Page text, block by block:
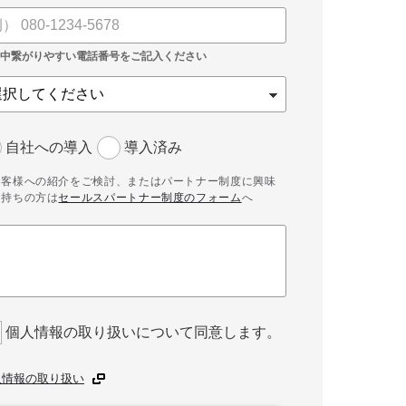
自社への導入 導入済み
様への紹介をご検討、またはパートナー制度に興味
ちの方はセールスパートナー制度のフォームへ
個人情報の取り扱いについて同意します。
報の取り扱い